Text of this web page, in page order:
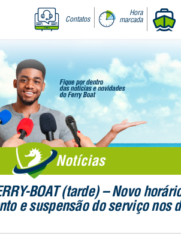
Contatos
Hora
marcada
Notícias
BOAT (tarde) – Novo
e suspensão do serviço nos